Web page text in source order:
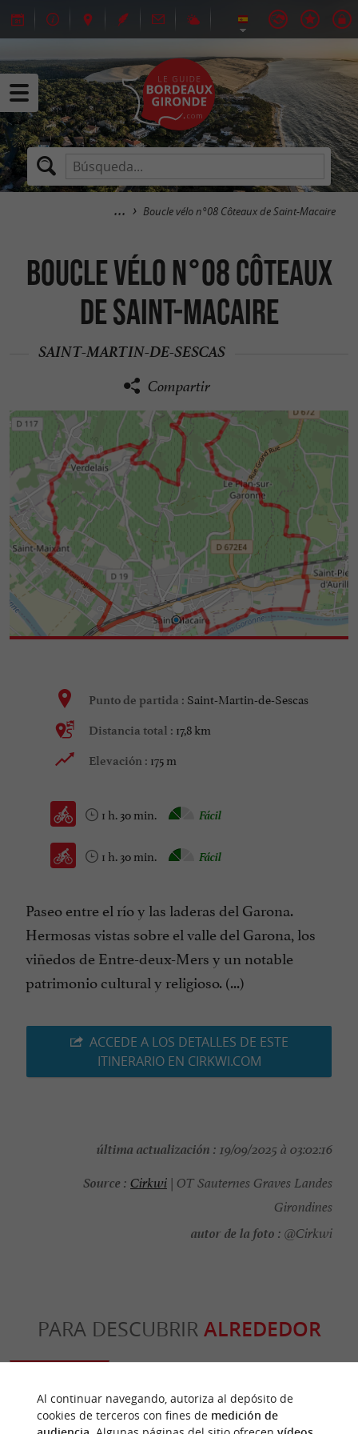
Boucle vélo n°08 Côteaux de Saint-Macaire
Boucle vélo n°08 Côteaux
de Saint-Macaire
SAINT-MARTIN-DE-SESCAS
Compartir
Punto de partida : Saint-Martin-de-Sescas
Distancia total : 17,8 km
Elevación : 175 m
1 h. 30 min. Fácil
1 h. 30 min. Fácil
Paseo entre el río y las laderas del Garona.
Hermosas vistas sobre el valle del Garona, los
viñedos de Entre-deux-Mers y un notable
patrimonio cultural y religioso. (...)
ACCEDE A LOS DETALLES DE ESTE
ITINERARIO EN CIRKWI.COM
última actualización : 19/09/2025 à 03:02:16
Source : Cirkwi | OT Sauternes Graves Landes
Girondines
autor de la foto : @Cirkwi
PARA DESCUBRIR ALREDEDOR
Al continuar navegando, autoriza al depósito de
cookies de terceros con fines de medición de